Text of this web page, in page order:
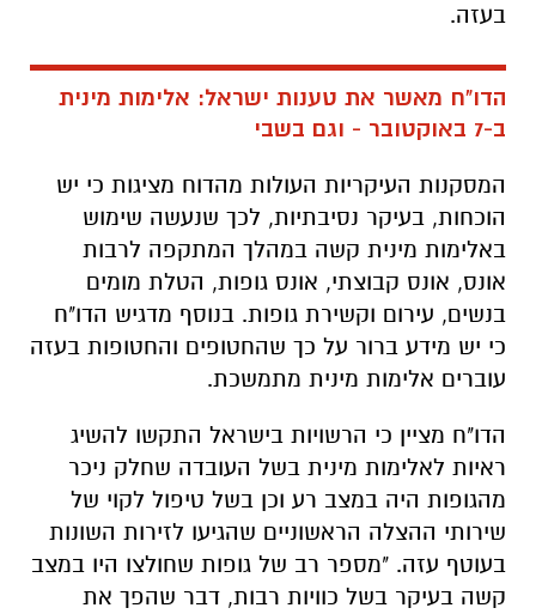
בעזה.
הדו"ח מאשר את טענות ישראל: אלימות מינית
ב-7 באוקטובר - וגם בשבי
המסקנות העיקריות העולות מהדוח מציגות כי יש
הוכחות, בעיקר נסיבתיות, לכך שנעשה שימוש
באלימות מינית קשה במהלך המתקפה לרבות
אונס, אונס קבוצתי, אונס גופות, הטלת מומים
בנשים, עירום וקשירת גופות. בנוסף מדגיש הדו"ח
כי יש מידע ברור על כך שהחטופים והחטופות בעזה
עוברים אלימות מינית מתמשכת.
הדו"ח מציין כי הרשויות בישראל התקשו להשיג
ראיות לאלימות מינית בשל העובדה שחלק ניכר
מהגופות היה במצב רע וכן בשל טיפול לקוי של
שירותי ההצלה הראשוניים שהגיעו לזירות השונות
בעוטף עזה. "מספר רב של גופות שחולצו היו במצב
קשה בעיקר בשל כוויות רבות, דבר שהפך את